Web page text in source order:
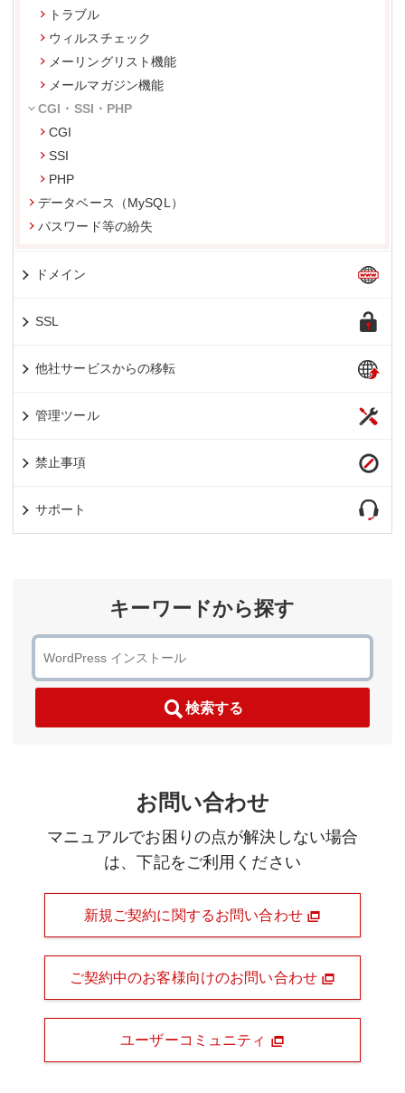
トラブル
ウィルスチェック
メーリングリスト機能
メールマガジン機能
CGI・SSI・PHP
CGI
SSI
PHP
データベース（MySQL）
パスワード等の紛失
ドメイン
SSL
他社サービスからの移転
管理ツール
禁止事項
サポート
キーワードから探す
検索する
お問い合わせ
マニュアルでお困りの点が解決しない場合
は、下記をご利用ください
新規ご契約に関するお問い合わせ
ご契約中のお客様向けのお問い合わせ
ユーザーコミュニティ